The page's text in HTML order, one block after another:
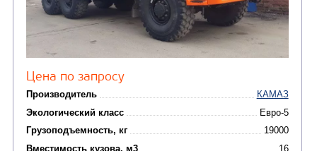
Производитель
Экологический класс
Грузоподъемность, кг
Вместимость кузова, м3
Направление разгрузки